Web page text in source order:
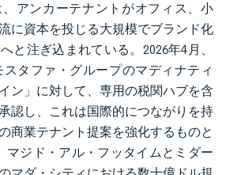
アンカーテナントがオフィス、小
に資本を投じる大規模でブランド化
と注ぎ込まれている。2026年4月、
タファ・グループのマディナティ
ン」に対して、専用の税関ハブを含
認し、これは国際的につながりを持
商業テナント提案を強化するものと
マジド・アル・フッタイムとミダー